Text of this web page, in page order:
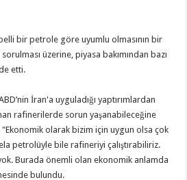
bir petrole göre uyumlu olmasının bir
sorulması üzerine, piyasa bakımından bazı
etti.
İran'a uyguladığı yaptırımlardan
rafinerilerde sorun yaşanabileceğine
olarak bizim için uygun olsa çok
petrolüyle bile rafineriyi çalıştırabiliriz.
Burada önemli olan ekonomik anlamda
bulundu.